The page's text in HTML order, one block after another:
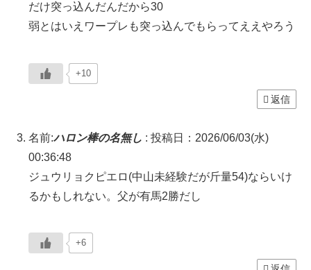
だけ突っ込んだんだから30
弱とはいえワープレも突っ込んでもらってええやろう
+10
返信
名前:ハロン棒の名無し : 投稿日：2026/06/03(水)
00:36:48
ジュウリョクピエロ(中山未経験だが斤量54)ならいけ
るかもしれない。父が有馬2勝だし
+6